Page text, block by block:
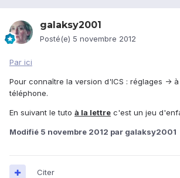
galaksy2001
Posté(e) 5 novembre 2012
Par ici
Pour connaître la version d'ICS : réglages ->
téléphone.
En suivant le tuto à la lettre c'est un jeu
Modifié 5 novembre 2012 par galaksy2001
Citer